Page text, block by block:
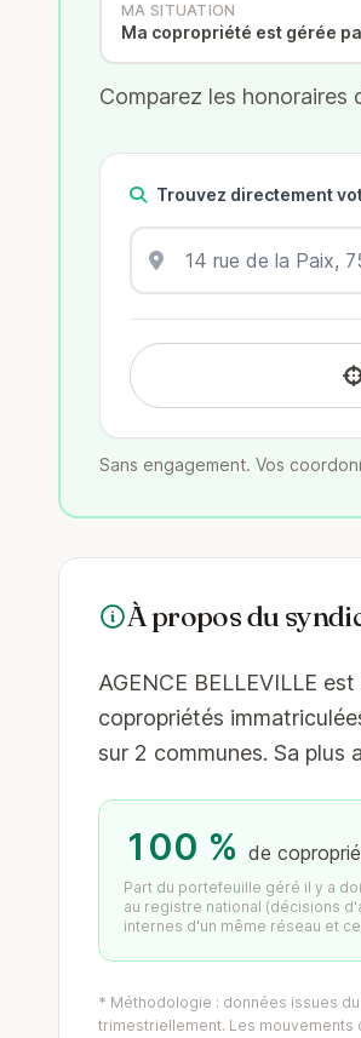
MA SITUATION
Ma copropriété est gérée
Comparez les
Trouvez directement
Sans engagement. Vos
À propos du
AGENCE BELLEVILLE
copropriétés
sur 2 communes. Sa plus
100 % de
Part du portefeuille géré il y a
au registre national (décisions
internes d'un même réseau et
* Méthodologie : données issues
trimestriellement. Les mouvements